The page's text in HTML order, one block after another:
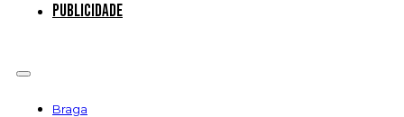
Publicidade
Braga